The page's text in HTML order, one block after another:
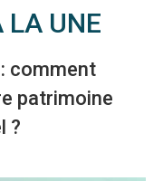
LA UNE
comment
patrimoine
?